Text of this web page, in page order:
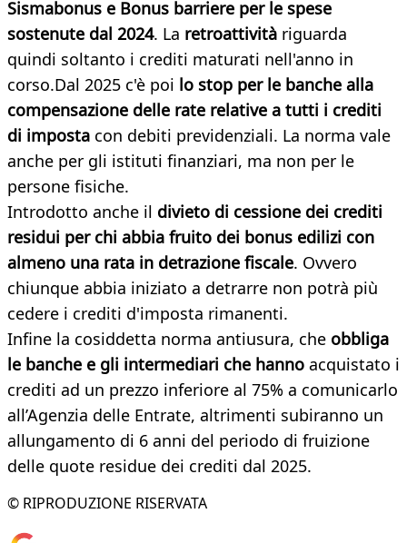
Sismabonus e Bonus barriere per le spese
sostenute dal 2024. La retroattività riguarda
quindi soltanto i crediti maturati nell'anno in
corso.​Dal 2025 c'è poi lo stop per le banche alla
compensazione delle rate relative a tutti i crediti
di imposta con debiti previdenziali. La norma vale
anche per gli istituti finanziari, ma non per le
persone fisiche.
Introdotto anche il divieto di cessione dei crediti
residui per chi abbia fruito dei bonus edilizi con
almeno una rata in detrazione fiscale. Ovvero
chiunque abbia iniziato a detrarre non potrà più
cedere i crediti d'imposta rimanenti.
Infine la cosiddetta norma antiusura, che obbliga
le banche e gli intermediari che hanno acquistato i
crediti ad un prezzo inferiore al 75% a comunicarlo
all’Agenzia delle Entrate, altrimenti subiranno un
allungamento di 6 anni del periodo di fruizione
delle quote residue dei crediti dal 2025.
© RIPRODUZIONE RISERVATA